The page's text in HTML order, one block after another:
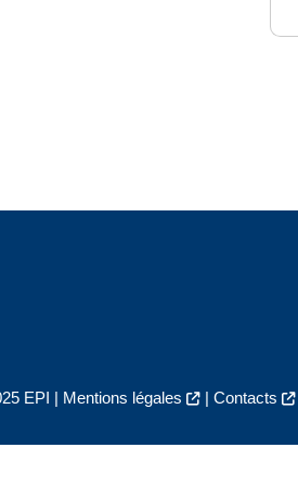
EPI | Mentions légales | Contacts